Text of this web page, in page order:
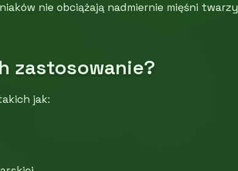
nie obciążają nadmiernie mięśni twarzy
zastosowanie?
jak: